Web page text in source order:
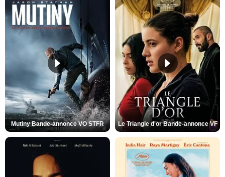
Mutiny Bande-annonce VO STFR Le Triangle d'or Bande-annonce VF